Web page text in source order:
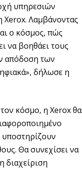
υπηρεσιών
Xerox. Λαμβάνοντας
ο κόσμος, πώς
να βοηθάει τους
απόδοση των
δήλωσε η
κόσμο, η Xerox θα
υποστηρίζουν
Θα συνεχίσει να
διαχείριση